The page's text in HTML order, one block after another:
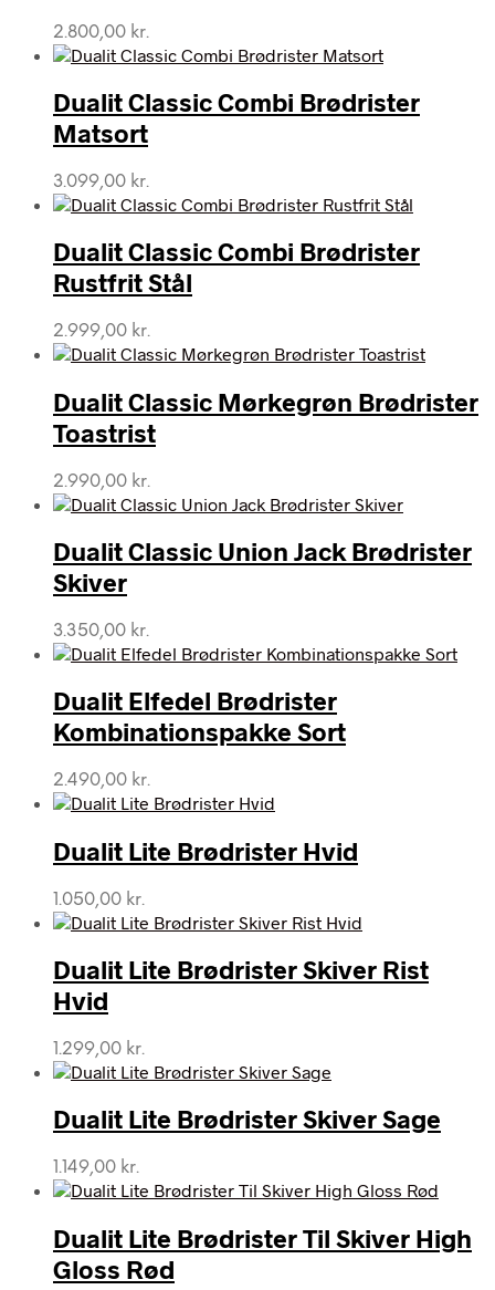
2.800,00 kr.
Dualit Classic Combi Brødrister
Matsort
3.099,00 kr.
Dualit Classic Combi Brødrister
Rustfrit Stål
2.999,00 kr.
Dualit Classic Mørkegrøn Brødrister
Toastrist
2.990,00 kr.
Dualit Classic Union Jack Brødrister
Skiver
3.350,00 kr.
Dualit Elfedel Brødrister
Kombinationspakke Sort
2.490,00 kr.
Dualit Lite Brødrister Hvid
1.050,00 kr.
Dualit Lite Brødrister Skiver Rist
Hvid
1.299,00 kr.
Dualit Lite Brødrister Skiver Sage
1.149,00 kr.
Dualit Lite Brødrister Til Skiver High
Gloss Rød